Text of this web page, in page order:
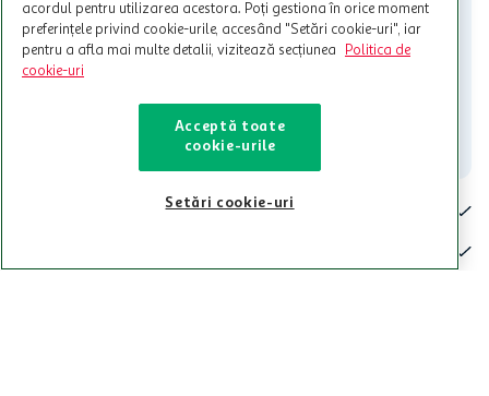
Contacteaza-ne!
Iti stam mereu la dispozitie.
Contact
acordul pentru utilizarea acestora. Poți gestiona în orice moment
preferințele privind cookie-urile, accesând "Setări cookie-uri", iar
pentru a afla mai multe detalii, vizitează secțiunea
Politica de
cookie-uri
Acceptă toate
cookie-urile
Setări cookie-uri